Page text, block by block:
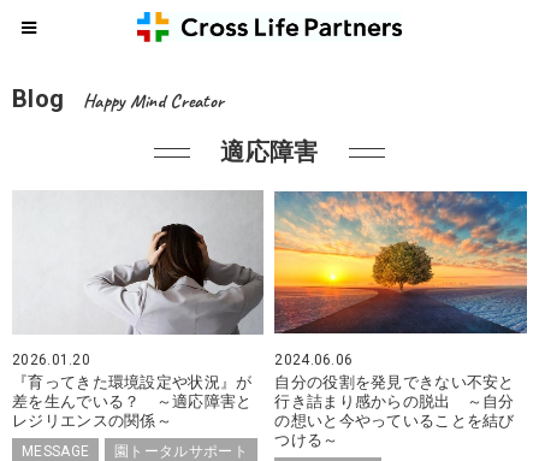
Blog Happy Mind Creator
適応障害
2026.01.20
『育ってきた環境設定や状況』が
差を生んでいる？ ～適応障害と
レジリエンスの関係～
MESSAGE
園トータルサポート
2024.06.06
自分の役割を発見できない不安と
行き詰まり感からの脱出 ～自分
の想いと今やっていることを結び
つける～